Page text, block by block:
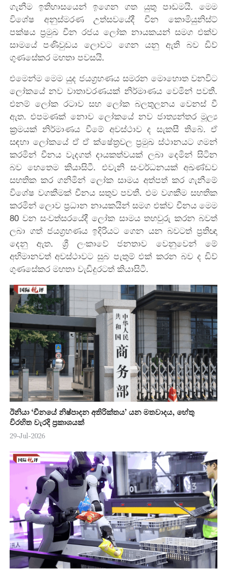
ගැනීම ඉතිහාසයෙන් ඉගෙන ගත යුතු පාඩමයි. මෙම
විශේෂ අනුස්මරණ උත්සවයේදී චීන කොමියුනිස්ට්
පක්ෂය ප්‍රමුඛ චීන රජය ලෝක නායකයන් සමග එක්ව
සාමයේ පණිවුඩය ලොවට ගෙන යනු ඇති බව ඩිව්
ගුණසේකර මහතා පවසයි.
එමෙන්ම මෙම යුද ජයග්‍රහණය සමරන මොහොත වනවිට
ලෝකයේ නව වාතාවරණයක් නිර්මාණය වෙමින් පවතී.
එනම් ලෝක රටාව ‍සහ ලෝක බලතුලනය වෙනස් වී
ඇත. එපමණක් නොව ලෝකයේ නව ජාත්‍යන්තර මූල්‍ය
ක්‍රමයක් නිර්මාණය වීමේ අවස්ථාව ද සැකසී තිබේ. ඒ
සඳහා ලෝකයේ ඒ ඒ ක්ෂේත්‍රවල ප්‍රමුඛ ස්ථානයට ගමන්
කරමින් චීනය වැදගත් දායකත්වයක් ලබා දෙමින් සිටින
බව හෙතෙම කියාසිටී. එවැනි සංවර්ධනයක් අඛණ්ඩව
සහතික කර ගනිමින් ලෝක සාමය අත්පත් කර ගැනීමේ
විශේෂ වගකීමක් චීනය සතුව පවතී. එම වගකීම සහතික
කරමින් ලොව ප්‍රධාන නායකයින් සමග එක්ව චීනය මෙම
80 වන සංවත්සරයේදී ලෝක සාමය තහවුරු කරන බවත්
ලබා ගත් ජයග්‍රහණය ඉදිරියට ගෙන යන බවටත් ප්‍රතිඥා
දෙනු ඇත. ශ්‍රී ලංකාවේ ජනතාව වෙනුවෙන් මේ
අභිමානවත් අවස්ථාවට සුබ පැතුම් එක් කරන බව ද ඩිව්
ගුණසේකර මහතා වැඩිදුරටත් කියාසිටී.
ඊනියා ‘චීනයේ නිෂ්පාදන අතිරික්තය’ යන මතවාදය, හේතු
විරහිත වැරදි ප්‍රකාශයක්
29-Jul-2026